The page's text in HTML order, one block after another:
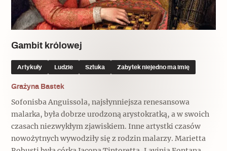
Kruchość rzeczy
Wywiady
Popularne
Dolnośląski Indiana Jones
Dziedzictwo na co dzień
Ludzie
Popularne
Biskupin - rezerwat archeologiczny
Muzea od nowa
Popularne
Jak to działa? Czyli nowa odsłona
Narodowego Muzeum Techniki
Zobacz również
Patronaty
MonumentApp
Mapa skojarzeń
Krakowskie Kawiarnie
Gambit królowej
Artykuły Ludzie Sztuka Zabytek niejedno ma imię
Grażyna Bastek
Sofonisba Anguissola, najsłynniejsza renesansowa
malarka, była dobrze urodzoną arystokratką, a w swoich
czasach niezwykłym zjawiskiem. Inne artystki czasów
nowożytnych wywodziły się z rodzin malarzy. Marietta